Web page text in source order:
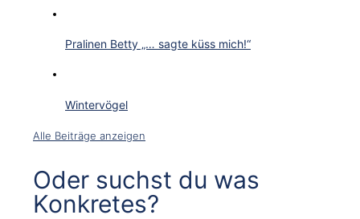
Pralinen Betty „… sagte küss mich!“
Wintervögel
Alle Beiträge anzeigen
Oder suchst du was
Konkretes?